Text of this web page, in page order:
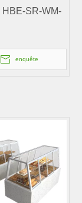
HBE-SR-WM-
enquête